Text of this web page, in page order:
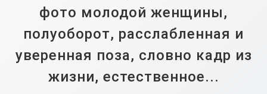
фото молодой женщины,
полуоборот, расслабленная и
уверенная поза, словно кадр из
жизни, естественное...